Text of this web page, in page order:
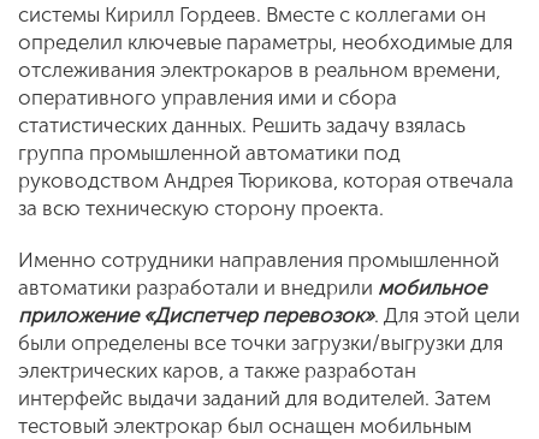
системы Кирилл Гордеев. Вместе с коллегами он
определил ключевые параметры, необходимые для
отслеживания электрокаров в реальном времени,
оперативного управления ими и сбора
статистических данных. Решить задачу взялась
группа промышленной автоматики под
руководством Андрея Тюрикова, которая отвечала
за всю техническую сторону проекта.
Именно сотрудники направления промышленной
автоматики разработали и внедрили мобильное
приложение «Диспетчер перевозок». Для этой цели
были определены все точки загрузки/выгрузки для
электрических каров, а также разработан
интерфейс выдачи заданий для водителей. Затем
тестовый электрокар был оснащен мобильным